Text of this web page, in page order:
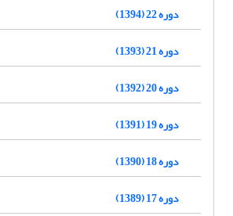
دوره 22 (1394)
دوره 21 (1393)
دوره 20 (1392)
دوره 19 (1391)
دوره 18 (1390)
دوره 17 (1389)